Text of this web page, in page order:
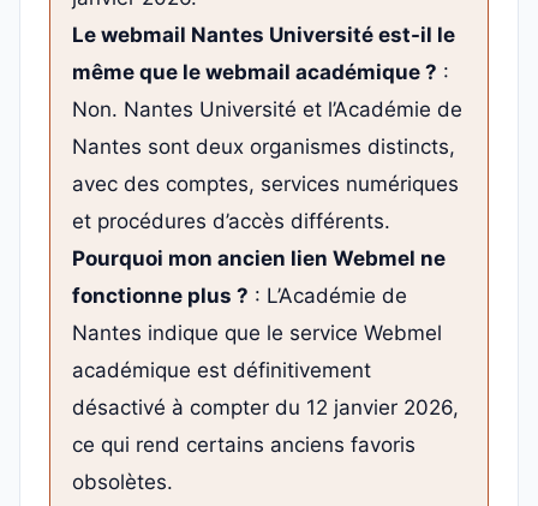
Le webmail Nantes Université est-il le
même que le webmail académique ? :
Non. Nantes Université et l’Académie de
Nantes sont deux organismes distincts,
avec des comptes, services numériques
et procédures d’accès différents.
Pourquoi mon ancien lien Webmel ne
fonctionne plus ? : L’Académie de
Nantes indique que le service Webmel
académique est définitivement
désactivé à compter du 12 janvier 2026,
ce qui rend certains anciens favoris
obsolètes.